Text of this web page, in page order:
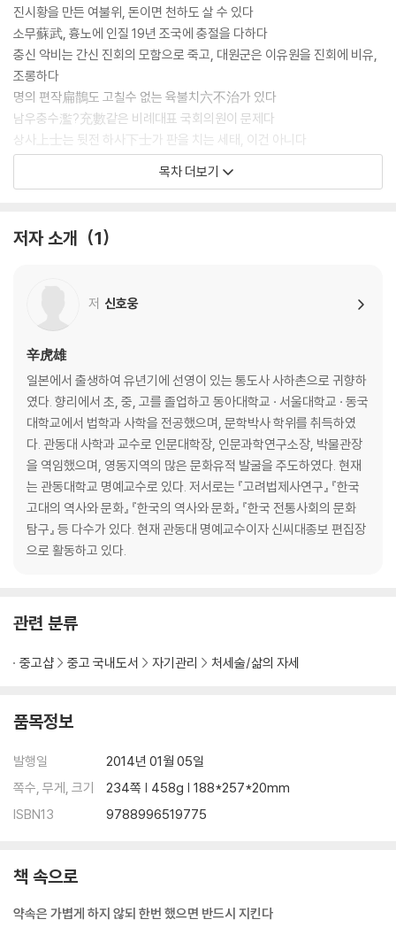
진시황을 만든 여불위, 돈이면 천하도 살 수 있다
소무蘇武, 흉노에 인질 19년 조국에 충절을 다하다
충신 악비는 간신 진회의 모함으로 죽고, 대원군은 이유원을 진회에 비유,
조롱하다
명의 편작扁鵲도 고칠수 없는 육불치六不治가 있다
남우충수濫?充數같은 비례대표 국회의원이 문제다
상사上士는 뒷전 하사下士가 판을 치는 세태, 이건 아니다
세상살이의 짜릿함은 와신상담에 있다
근본을 다스리지 않고서는 백약이 무효하다
문인은 협객과 일맥상통하는 면이 있다
개미구멍이라고 방치했다가는 둑이 무너진다
죽기를 각오한 마음에 사는 길이 있다
불운을 탓하지 않고 시련을 밑거름 삼아 절창을 이루다
인내야말로 모든 일처리의 바탕이다
03. 인재 발탁과 기용의 지혜
- 인재를 어떻게 알아보고 키울 것인가
유비, 삼고초려로 천재 공명을 발탁하다
사심을 버리고 자기보다 더 뛰어난 인재를 발탁한다
자기 장점에 다른 사람의 장점을 접목한다
큰일에는 말이 많으므로 그 결정에는 외로움이 따른다
연작이 어찌 홍곡의 뜻을 알 것인가
물이 너무 맑으면 고기가 놀지 못 한다
선비는 자기를 알아주는 사람을 위해 죽는다
천시는 지리만 못하고, 지리는 인화만 못하다
법을 집행하는 데 지위고하에 차별을 두지 않는다
한 줄기 미풍으로도 우주의 변화를 감지한다
04. 인간경영의 지혜와 왕도
- 사람을 어떻게 경영할 것인가
목차 더보기
저자 소개 1
저 신호웅
辛虎雄
일본에서 출생하여 유년기에 선영이 있는 통도사 사하촌으로 귀향하
였다. 향리에서 초, 중, 고를 졸업하고 동아대학교 · 서울대학교 · 동국
대학교에서 법학과 사학을 전공했으며, 문학박사 학위를 취득하였
다. 관동대 사학과 교수로 인문대학장, 인문과학연구소장, 박물관장
을 역임했으며, 영동지역의 많은 문화유적 발굴을 주도하였다. 현재
는 관동대학교 명예교수로 있다. 저서로는 『고려법제사연구』 『한국
고대의 역사와 문화』 『한국의 역사와 문화』 『한국 전통사회의 문화
탐구』 등 다수가 있다. 현재 관동대 명예교수이자 신씨대종보 편집장
으로 활동하고 있다.
관련 분류
중고샵 중고 국내도서 자기관리 처세술/삶의 자세
품목정보
발행일
2014년 01월 05일
쪽수, 무게, 크기
234쪽 | 458g | 188*257*20mm
ISBN13
9788996519775
책 속으로
약속은 가볍게 하지 않되 한번 했으면 반드시 지킨다